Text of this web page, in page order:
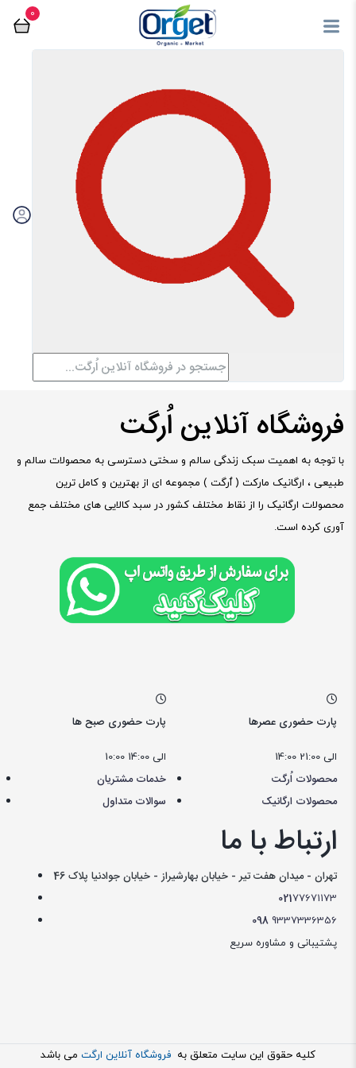
0
کلوچه
مرتب سازی بر اساس:
اولویت بندی گران‌ترین
فروشگاه آنلاین اُرگت
با توجه به اهمیت سبک زندگی سالم و سختی دسترسی به محصولات سالم و
طبیعی ، ارگانیک مارکت ( ٱرگت ) مجموعه ای از بهترین و کامل ترین
محصولات ارگانیک را از نقاط مختلف کشور در سبد کالایی های مختلف جمع
آوری کرده است.
پارت حضوری صبح ها
10:00 الی 14:00
پارت حضوری عصرها
14:00 الی 21:00
خدمات مشتریان
سوالات متداول
محصولات اُرگت
محصولات ارگانیک
ارتباط با ما
تهران - میدان هفت تیر - خیابان بهارشیراز - خیابان جوادنیا پلاک 46
02177671173
098 9337336356
پشتیبانی و مشاوره سریع
کليه حقوق اين سايت متعلق به فروشگاه آنلاین ارگت می باشد